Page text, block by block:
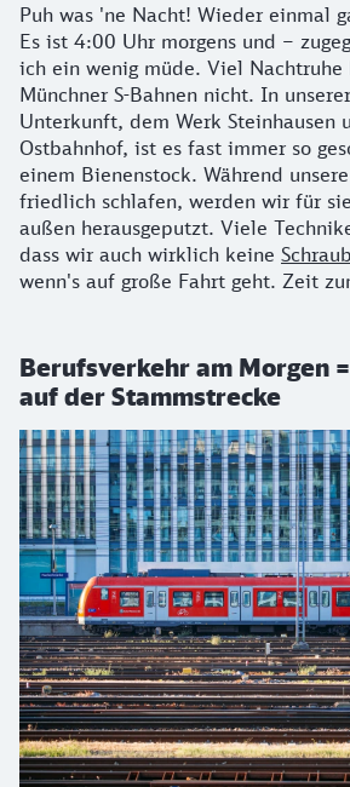
Puh was 'ne Nacht! Wieder einmal
Es ist 4:00 Uhr morgens und –
ich ein wenig müde. Viel Nachtruhe
Münchner S-Bahnen nicht. In
Unterkunft, dem Werk Steinhausen
Ostbahnhof, ist es fast immer so
einem Bienenstock. Während
friedlich schlafen, werden wir für
außen herausgeputzt. Viele
dass wir auch wirklich keine
wenn's auf große Fahrt geht. Zeit
Berufsverkehr am Morgen
auf der Stammstrecke